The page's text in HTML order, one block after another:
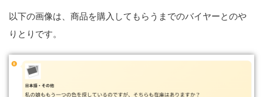
以下の画像は、商品を購入してもらうまでのバイヤーとのや
りとりです。